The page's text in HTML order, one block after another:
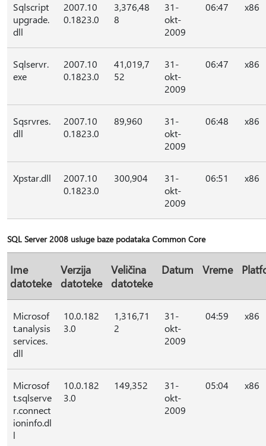
Sqlscript
upgrade.
dll
2007.10
0.1823.0
3,376,48
8
31-
okt-
2009
06:47 x86
Sqlservr.
exe
2007.10
0.1823.0
41,019,7
52
31-
okt-
2009
06:47 x86
Sqsrvres.
dll
2007.10
0.1823.0
89,960
31-
okt-
2009
06:48 x86
Xpstar.dll
2007.10
0.1823.0
300,904
31-
okt-
2009
06:51 x86
SQL Server 2008 usluge baze podataka Common Core
Ime
datoteke
Verzija
datoteke
Veličina
datoteke
Datum Vreme
Microsof
t.analysis
services.
dll
10.0.182
3.0
1,316,71
2
31-
okt-
2009
04:59 x86
Microsof
t.sqlserve
r.connect
ioninfo.dl
l
10.0.182
3.0
149,352
31-
okt-
2009
05:04 x86